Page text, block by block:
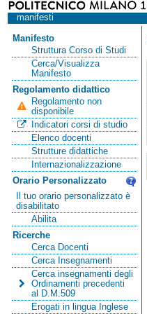
manifesti
Manifesto
Struttura Corso di Studi
Cerca/Visualizza
Manifesto
Regolamento didattico
Regolamento non
disponibile
Indicatori corsi di studio
Elenco docenti
Strutture didattiche
Internazionalizzazione
Orario Personalizzato
Il tuo orario personalizzato è
disabilitato
Abilita
Ricerche
Cerca Docenti
Cerca Insegnamenti
Cerca insegnamenti degli
Ordinamenti precedenti
al D.M.509
Erogati in lingua Inglese